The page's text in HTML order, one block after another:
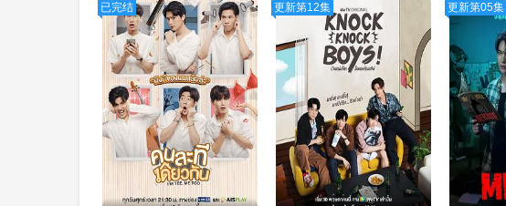
已完结 更新第12集 更新第05集